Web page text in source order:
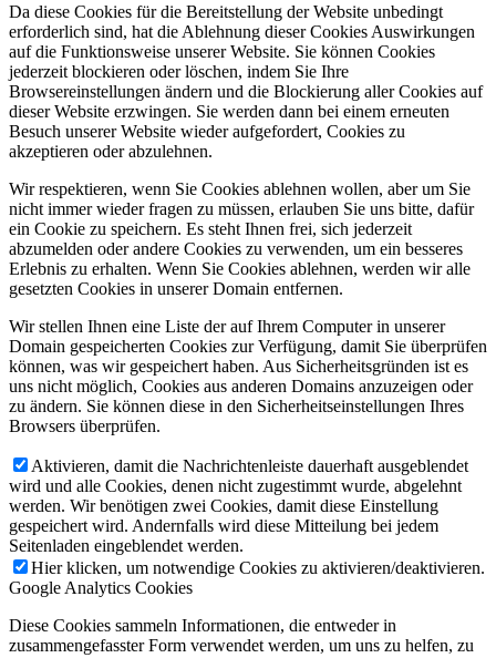
Da diese Cookies für die Bereitstellung der Website unbedingt
erforderlich sind, hat die Ablehnung dieser Cookies Auswirkungen
auf die Funktionsweise unserer Website. Sie können Cookies
jederzeit blockieren oder löschen, indem Sie Ihre
Browsereinstellungen ändern und die Blockierung aller Cookies auf
dieser Website erzwingen. Sie werden dann bei einem erneuten
Besuch unserer Website wieder aufgefordert, Cookies zu
akzeptieren oder abzulehnen.
Wir respektieren, wenn Sie Cookies ablehnen wollen, aber um Sie
nicht immer wieder fragen zu müssen, erlauben Sie uns bitte, dafür
ein Cookie zu speichern. Es steht Ihnen frei, sich jederzeit
abzumelden oder andere Cookies zu verwenden, um ein besseres
Erlebnis zu erhalten. Wenn Sie Cookies ablehnen, werden wir alle
gesetzten Cookies in unserer Domain entfernen.
Wir stellen Ihnen eine Liste der auf Ihrem Computer in unserer
Domain gespeicherten Cookies zur Verfügung, damit Sie überprüfen
können, was wir gespeichert haben. Aus Sicherheitsgründen ist es
uns nicht möglich, Cookies aus anderen Domains anzuzeigen oder
zu ändern. Sie können diese in den Sicherheitseinstellungen Ihres
Browsers überprüfen.
Aktivieren, damit die Nachrichtenleiste dauerhaft ausgeblendet
wird und alle Cookies, denen nicht zugestimmt wurde, abgelehnt
werden. Wir benötigen zwei Cookies, damit diese Einstellung
gespeichert wird. Andernfalls wird diese Mitteilung bei jedem
Seitenladen eingeblendet werden.
Hier klicken, um notwendige Cookies zu aktivieren/deaktivieren.
Google Analytics Cookies
Diese Cookies sammeln Informationen, die entweder in
zusammengefasster Form verwendet werden, um uns zu helfen, zu